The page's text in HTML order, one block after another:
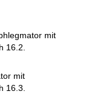
mit
16.2.
mit
16.3.